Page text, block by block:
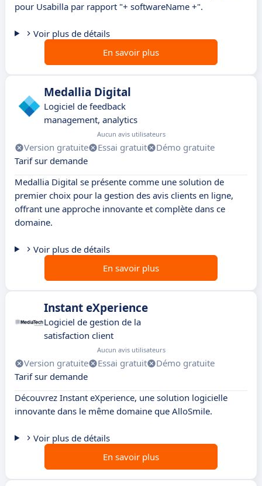
pour Usabilla par rapport "+ softwareName +".
Voir plus de détails
En savoir plus
Medallia Digital
Logiciel de feedback
management, analytics
Aucun avis utilisateurs
Version gratuite Essai gratuit
Démo gratuite
Tarif sur demande
Medallia Digital se présente comme une solution de
premier choix pour la gestion des avis clients en ligne,
offrant une approche innovante et complète dans ce
domaine.
Voir plus de détails
En savoir plus
Instant eXperience
Logiciel de gestion de la
satisfaction client
Aucun avis utilisateurs
Version gratuite Essai gratuit
Démo gratuite
Tarif sur demande
Découvrez Instant eXperience, une solution logicielle
innovante dans le même domaine que AlloSmile.
Voir plus de détails
En savoir plus